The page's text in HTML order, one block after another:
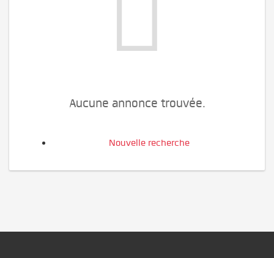
Aucune annonce trouvée.
Nouvelle recherche